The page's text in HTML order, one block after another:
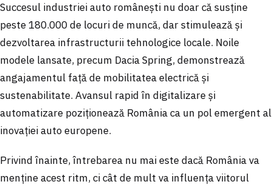
Succesul industriei auto românești nu doar că susține
peste 180.000 de locuri de muncă, dar stimulează și
dezvoltarea infrastructurii tehnologice locale. Noile
modele lansate, precum Dacia Spring, demonstrează
angajamentul față de mobilitatea electrică și
sustenabilitate. Avansul rapid în digitalizare și
automatizare poziționează România ca un pol emergent al
inovației auto europene.
Privind înainte, întrebarea nu mai este dacă România va
menține acest ritm, ci cât de mult va influența viitorul